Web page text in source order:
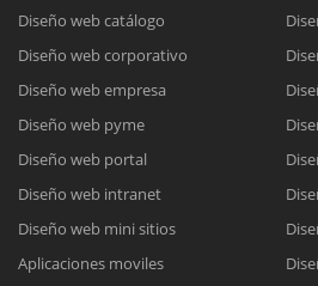
Diseño web catálogo
Diseño web corporativo
Diseño web empresa
Diseño web pyme
Diseño web portal
Diseño web intranet
Diseño web mini sitios
Aplicaciones moviles